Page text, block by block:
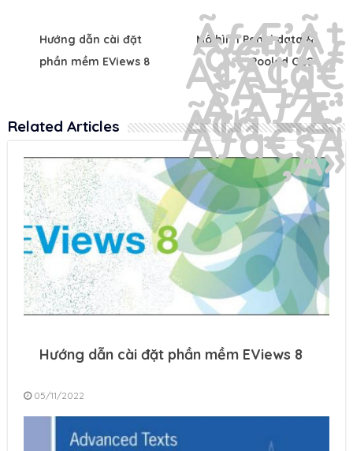
Hướng dẫn cài đặt
phần mềm EViews 8
Mô hình Panel data &
Pooled OLS
Related Articles
Hướng dẫn cài đặt phần mềm EViews 8
05/11/2022